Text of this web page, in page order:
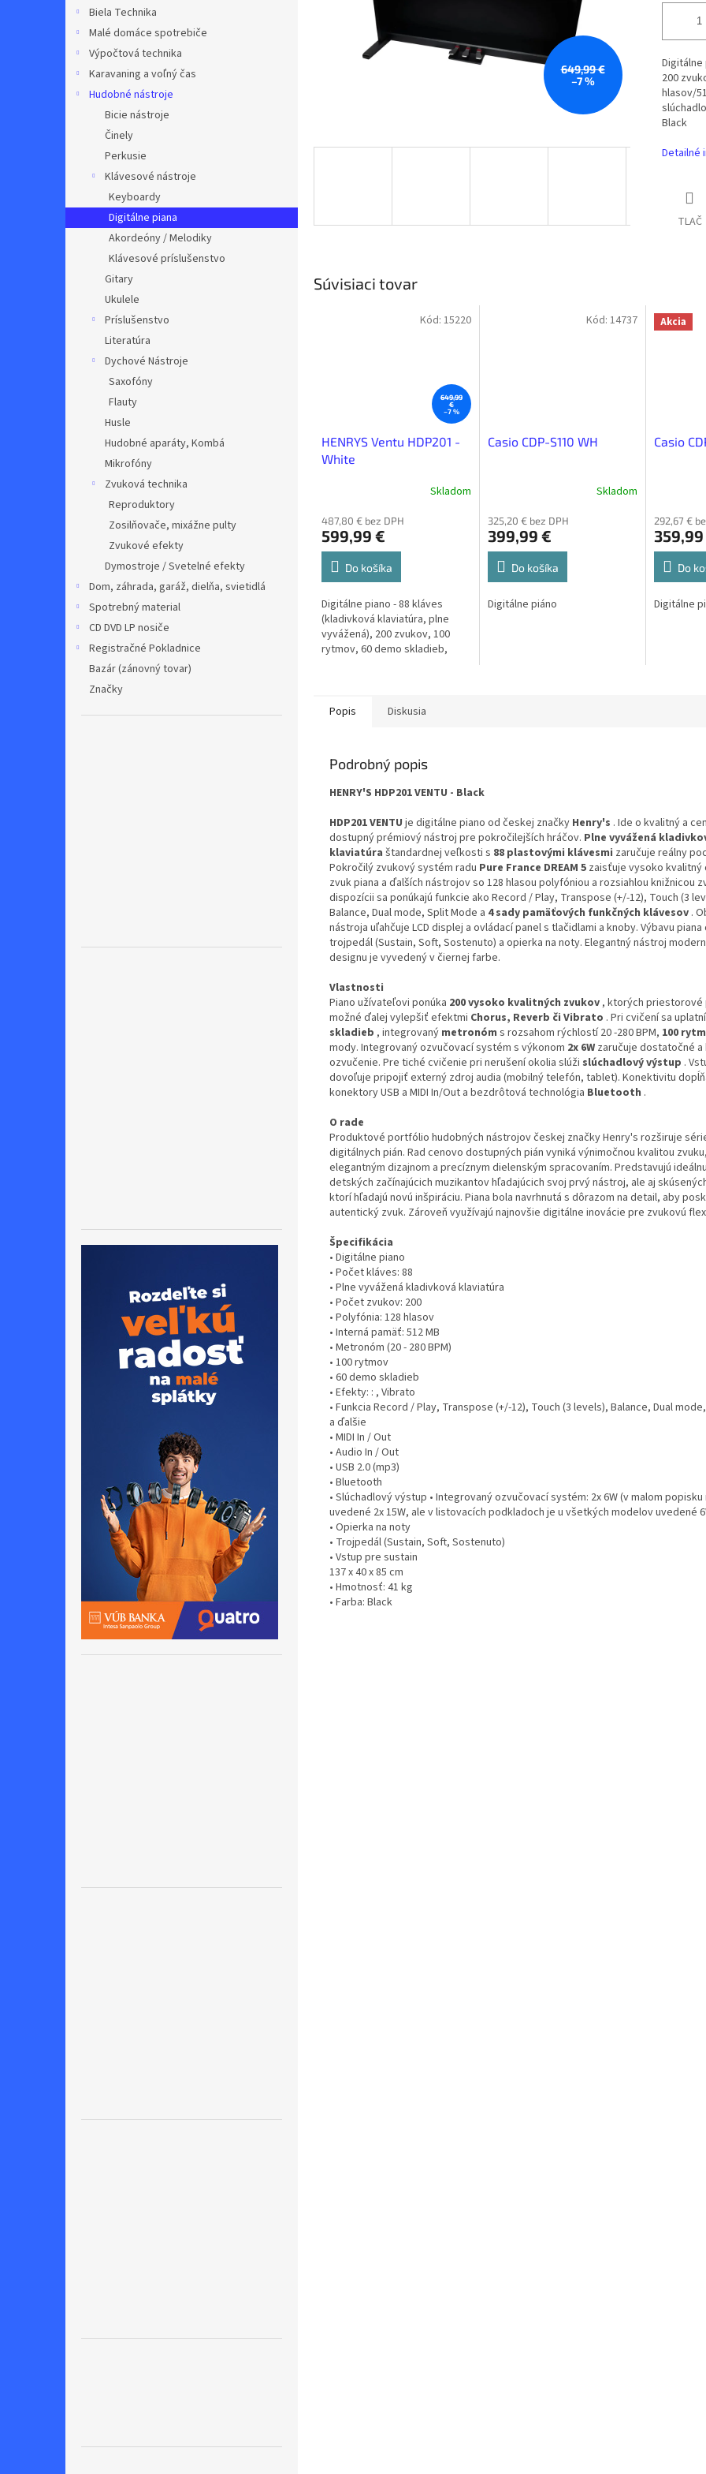
Biela Technika
Malé domáce spotrebiče
Výpočtová technika
Karavaning a voľný čas
Hudobné nástroje
Bicie nástroje
Činely
Perkusie
Klávesové nástroje
Keyboardy
Digitálne piana
Akordeóny / Melodiky
Klávesové príslušenstvo
Gitary
Ukulele
Príslušenstvo
Literatúra
Dychové Nástroje
Saxofóny
Flauty
Husle
Hudobné aparáty, Kombá
Mikrofóny
Zvuková technika
Reproduktory
Zosilňovače, mixážne pulty
Zvukové efekty
Dymostroje / Svetelné efekty
Dom, záhrada, garáž, dielňa, svietidlá
Spotrebný material
CD DVD LP nosiče
Registračné Pokladnice
Bazár (zánovný tovar)
Značky
649,99 €
–7 %
Digitálne
200
hlasov/
Black
Detailné
TLAČ
Súvisiaci tovar
649,99
€
–7 %
HENRYS Ventu HDP201 -
White
Skladom
487,80 € bez DPH
599,99 €
Do košíka
Digitálne piano - 88 kláves
(kladivková klaviatúra, plne
vyvážená), 200 zvukov, 100
rytmov, 60 demo skladieb,
Kód: 15220
Casio CDP-S110 WH
Skladom
325,20 € bez DPH
399,99 €
Do košíka
Digitálne piáno
Kód: 14737 Akcia
Casio
292,67 €
Do
Digitálne
Popis Diskusia
Podrobný popis
HENRY'S HDP201 VENTU - Black
HDP201 VENTU je digitálne piano od českej značky Henry's . Ide o kvalitný a
dostupný prémiový nástroj pre pokročilejších hráčov. Plne vyvážená
klaviatúra štandardnej veľkosti s 88 plastovými klávesmi zaručuje reálny
Pokročilý zvukový systém radu Pure France DREAM 5 zaisťuje vysoko kvalitný
zvuk piana a ďalších nástrojov so 128 hlasou polyfóniou a rozsiahlou knižnicou
dispozícii sa ponúkajú funkcie ako Record / Play, Transpose (+/-12), Touch (3
Balance, Dual mode, Split Mode a 4 sady pamäťových funkčných klávesov .
nástroja uľahčuje LCD displej a ovládací panel s tlačidlami a knoby. Výbavu piana
trojpedál (Sustain, Soft, Sostenuto) a opierka na noty. Elegantný nástroj
designu je vyvedený v čiernej farbe.
Vlastnosti
Piano užívateľovi ponúka 200 vysoko kvalitných zvukov, ktorých priestorové
možné ďalej vylepšiť efektmi Chorus, Reverb či Vibrato . Pri cvičení sa uplatní
skladieb , integrovaný metronóm s rozsahom rýchlostí 20 -280 BPM, 100
mody. Integrovaný ozvučovací systém s výkonom 2x 6W zaručuje dostatočné
ozvučenie. Pre tiché cvičenie pri nerušení okolia slúži slúchadlový výstup .
dovoľuje pripojiť externý zdroj audia (mobilný telefón, tablet). Konektivitu
konektory USB a MIDI In/Out a bezdrôtová technológia Bluetooth .
O rade
Produktové portfólio hudobných nástrojov českej značky Henry's rozširuje
digitálnych pián. Rad cenovo dostupných pián vyniká výnimočnou kvalitou
elegantným dizajnom a precíznym dielenským spracovaním. Predstavujú
detských začínajúcich muzikantov hľadajúcich svoj prvý nástroj, ale aj
ktorí hľadajú novú inšpiráciu. Piana bola navrhnutá s dôrazom na detail, aby
autentický zvuk. Zároveň využívajú najnovšie digitálne inovácie pre zvukovú
Špecifikácia
• Digitálne piano
• Počet kláves: 88
• Plne vyvážená kladivková klaviatúra
• Počet zvukov: 200
• Polyfónia: 128 hlasov
• Interná pamäť: 512 MB
• Metronóm (20 - 280 BPM)
• 100 rytmov
• 60 demo skladieb
• Efekty: : , Vibrato
• Funkcia Record / Play, Transpose (+/-12), Touch (3 levels), Balance, Dual
a ďalšie
• MIDI In / Out
• Audio In / Out
• USB 2.0 (mp3)
• Bluetooth
• Slúchadlový výstup • Integrovaný ozvučovací systém: 2x 6W (v malom popisku
uvedené 2x 15W, ale v listovacích podkladoch je u všetkých modelov uvedené
• Opierka na noty
• Trojpedál (Sustain, Soft, Sostenuto)
• Vstup pre sustain
137 x 40 x 85 cm
• Hmotnosť: 41 kg
• Farba: Black